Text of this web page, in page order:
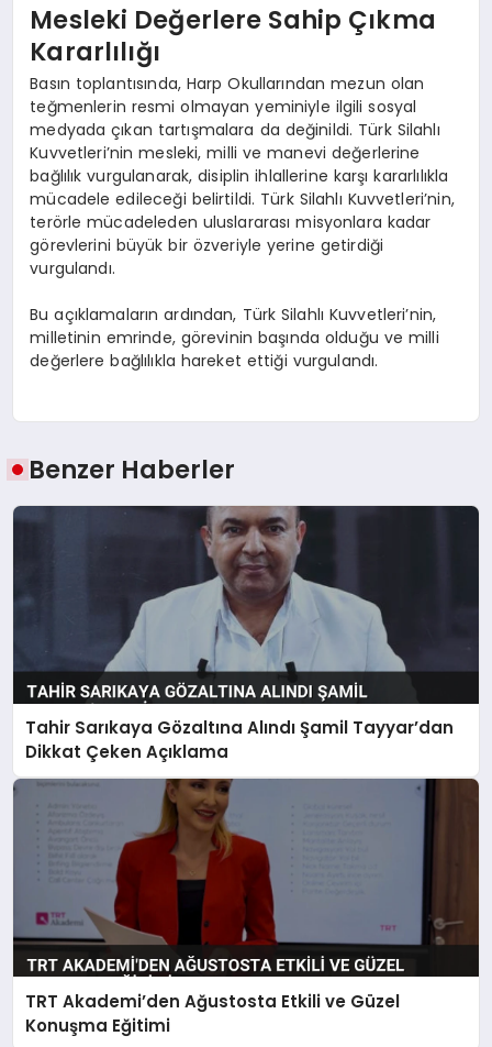
Mesleki Değerlere Sahip Çıkma
Kararlılığı
Basın toplantısında, Harp Okullarından mezun olan
teğmenlerin resmi olmayan yeminiyle ilgili sosyal
medyada çıkan tartışmalara da değinildi. Türk Silahlı
Kuvvetleri’nin mesleki, milli ve manevi değerlerine
bağlılık vurgulanarak, disiplin ihlallerine karşı kararlılıkla
mücadele edileceği belirtildi. Türk Silahlı Kuvvetleri’nin,
terörle mücadeleden uluslararası misyonlara kadar
görevlerini büyük bir özveriyle yerine getirdiği
vurgulandı.
Bu açıklamaların ardından, Türk Silahlı Kuvvetleri’nin,
milletinin emrinde, görevinin başında olduğu ve milli
değerlere bağlılıkla hareket ettiği vurgulandı.
Benzer Haberler
Tahir Sarıkaya Gözaltına Alındı Şamil Tayyar’dan
Dikkat Çeken Açıklama
TRT Akademi’den Ağustosta Etkili ve Güzel
Konuşma Eğitimi